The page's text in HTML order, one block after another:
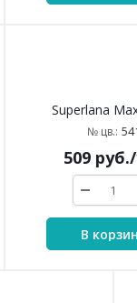
509руб.
В